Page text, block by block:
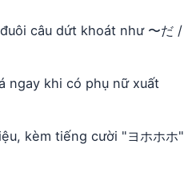
câu dứt khoát như 〜だ /
ngay khi có phụ nữ xuất
kèm tiếng cười "ヨホホホ"